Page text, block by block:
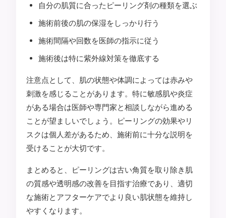
自分の肌質に合ったピーリング剤の種類を選ぶ
施術前後の肌の保湿をしっかり行う
施術間隔や回数を医師の指示に従う
施術後は特に紫外線対策を徹底する
注意点として、肌の状態や体調によっては赤みや
刺激を感じることがあります。特に敏感肌や炎症
がある場合は医師や専門家と相談しながら進める
ことが望ましいでしょう。ピーリングの効果やリ
スクは個人差があるため、施術前に十分な説明を
受けることが大切です。
まとめると、ピーリングは古い角質を取り除き肌
の質感や透明感の改善を目指す治療であり、適切
な施術とアフターケアでより良い肌状態を維持し
やすくなります。